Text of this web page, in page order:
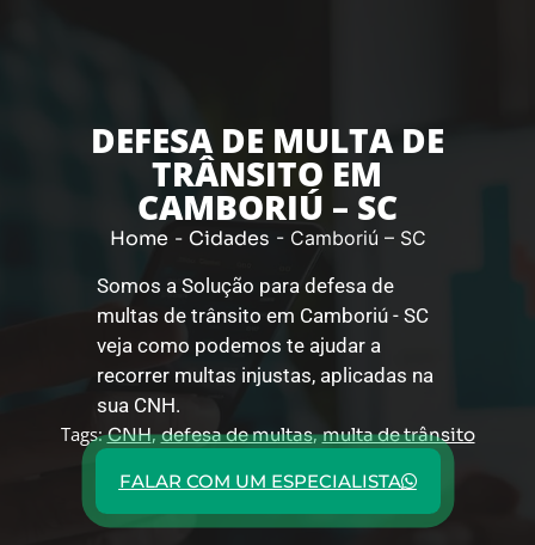
DEFESA DE MULTA DE
TRÂNSITO EM
CAMBORIÚ – SC
Home - Cidades - Camboriú – SC
Somos a Solução para defesa de
multas de trânsito em Camboriú - SC
veja como podemos te ajudar a
recorrer multas injustas, aplicadas na
sua CNH.
Tags: CNH,defesa de multas,multa de trânsito
FALAR COM UM ESPECIALISTA